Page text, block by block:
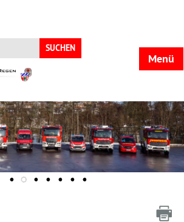
Suchen
nach:
Menü